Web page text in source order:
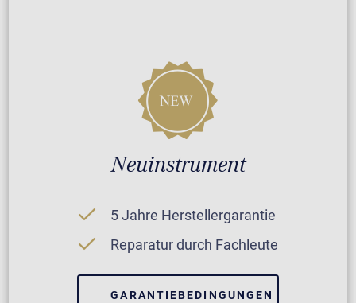
Neuinstrument
5 Jahre Herstellergarantie
Reparatur durch Fachleute
GARANTIEBEDINGUNGEN